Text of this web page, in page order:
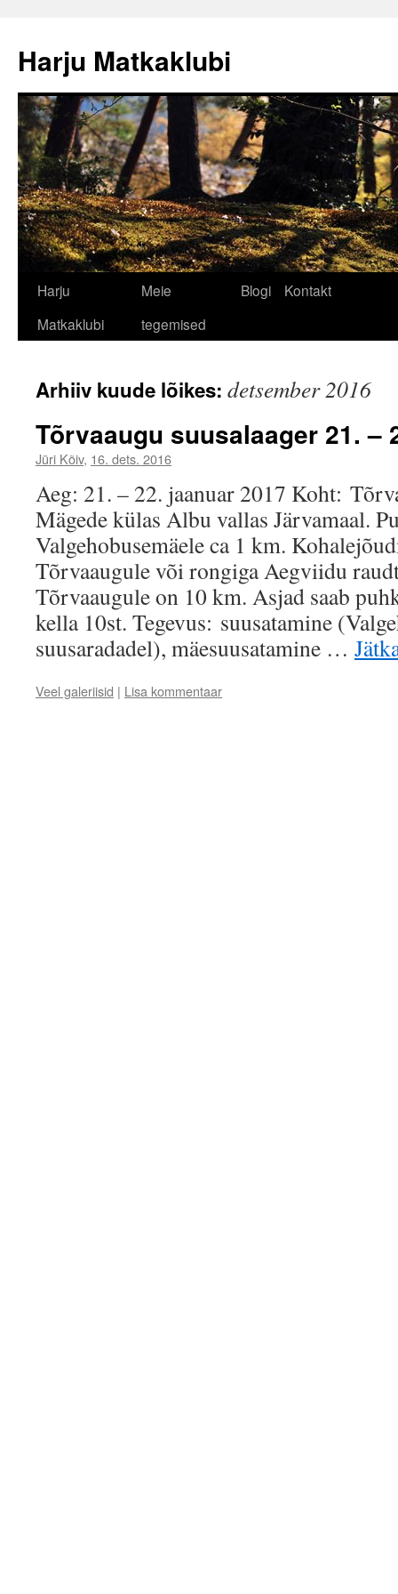
juurde
Harju Matkaklubi
Harju
Matkaklubi
Meie
tegemised
Blogi Kontakt
Arhiiv kuude lõikes: detsember 2016
Tõrvaaugu suusalaager 21. –
Jüri Kõiv, 16. dets. 2016
Aeg: 21. – 22. jaanuar 2017 Koht:
Mägede külas Albu vallas Järvamaal.
Valgehobusemäele ca 1 km.
Tõrvaaugule või rongiga Aegviidu
Tõrvaaugule on 10 km. Asjad saab
kella 10st. Tegevus: suusatamine
suusaradadel), mäesuusatamine …
Veel galeriisid | Lisa kommentaar